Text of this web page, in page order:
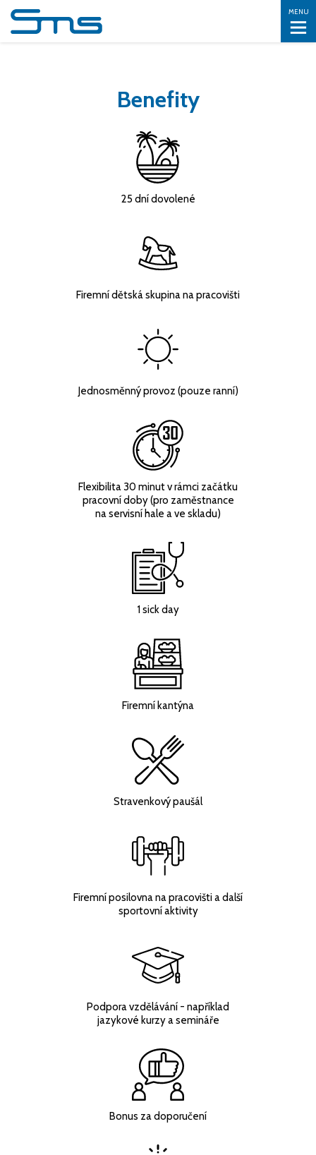
MENU
Benefity
25 dní dovolené
Firemní dětská skupina na pracovišti
Jednosměnný provoz (pouze ranní)
Flexibilita 30 minut v rámci začátku
pracovní doby (pro zaměstnance
na servisní hale a ve skladu)
1 sick day
Firemní kantýna
Stravenkový paušál
Firemní posilovna na pracovišti a další
sportovní aktivity
Podpora vzdělávání - například
jazykové kurzy a semináře
Bonus za doporučení